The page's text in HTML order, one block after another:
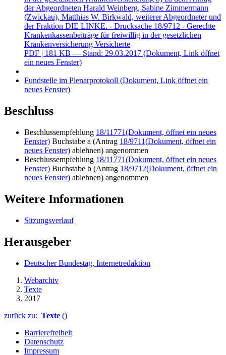
der Abgeordneten Harald Weinberg, Sabine Zimmermann
(Zwickau), Matthias W. Birkwald, weiterer Abgeordneter und
der Fraktion DIE LINKE. - Drucksache 18/9712 - Gerechte
Krankenkassenbeiträge für freiwillig in der gesetzlichen
Krankenversicherung Versicherte
PDF | 181 KB — Stand: 29.03.2017 (Dokument, Link öffnet
ein neues Fenster)
Fundstelle im Plenarprotokoll (Dokument, Link öffnet ein
neues Fenster)
Beschluss
Beschlussempfehlung 18/11771(Dokument, öffnet ein neues
Fenster) Buchstabe a (Antrag 18/9711(Dokument, öffnet ein
neues Fenster) ablehnen) angenommen
Beschlussempfehlung 18/11771(Dokument, öffnet ein neues
Fenster) Buchstabe b (Antrag 18/9712(Dokument, öffnet ein
neues Fenster) ablehnen) angenommen
Weitere Informationen
Sitzungsverlauf
Herausgeber
Deutscher Bundestag, Internetredaktion
Webarchiv
Texte
2017
zurück zu: Texte ()
Barrierefreiheit
Datenschutz
Impressum